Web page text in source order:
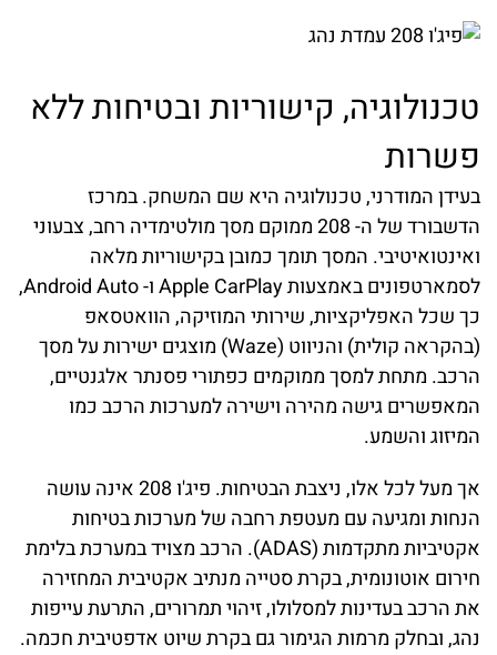
טכנולוגיה, קישוריות ובטיחות ללא
פשרות
בעידן המודרני, טכנולוגיה היא שם המשחק. במרכז
הדשבורד של ה- 208 ממוקם מסך מולטימדיה רחב, צבעוני
ואינטואיטיבי. המסך תומך כמובן בקישוריות מלאה
לסמארטפונים באמצעות Apple CarPlay ו- Android Auto,
כך שכל האפליקציות, שירותי המוזיקה, הוואטסאפ
(בהקראה קולית) והניווט (Waze) מוצגים ישירות על מסך
הרכב. מתחת למסך ממוקמים כפתורי פסנתר אלגנטיים,
המאפשרים גישה מהירה וישירה למערכות הרכב כמו
המיזוג והשמע.
אך מעל לכל אלו, ניצבת הבטיחות. פיג'ו 208 אינה עושה
הנחות ומגיעה עם מעטפת רחבה של מערכות בטיחות
אקטיביות מתקדמות (ADAS). הרכב מצויד במערכת בלימת
חירום אוטונומית, בקרת סטייה מנתיב אקטיבית המחזירה
את הרכב בעדינות למסלולו, זיהוי תמרורים, התרעת עייפות
נהג, ובחלק מרמות הגימור גם בקרת שיוט אדפטיבית חכמה.